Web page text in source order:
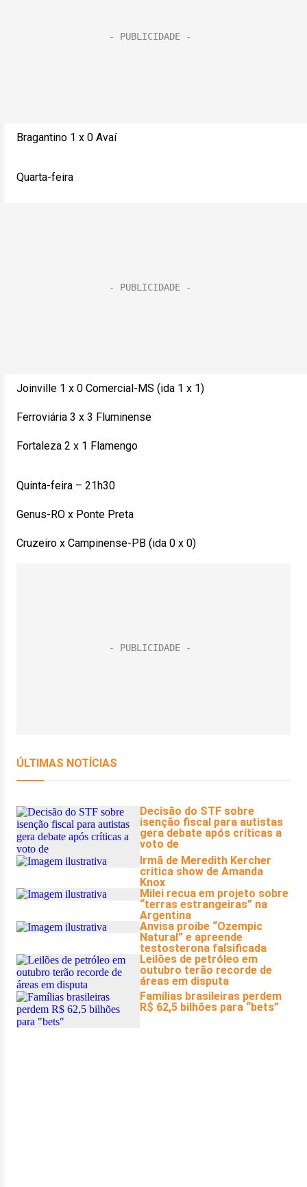
Bragantino 1 x 0 Avaí
Quarta-feira
Joinville 1 x 0 Comercial-MS (ida 1 x 1)
Ferroviária 3 x 3 Fluminense
Fortaleza 2 x 1 Flamengo
Quinta-feira – 21h30
Genus-RO x Ponte Preta
Cruzeiro x Campinense-PB (ida 0 x 0)